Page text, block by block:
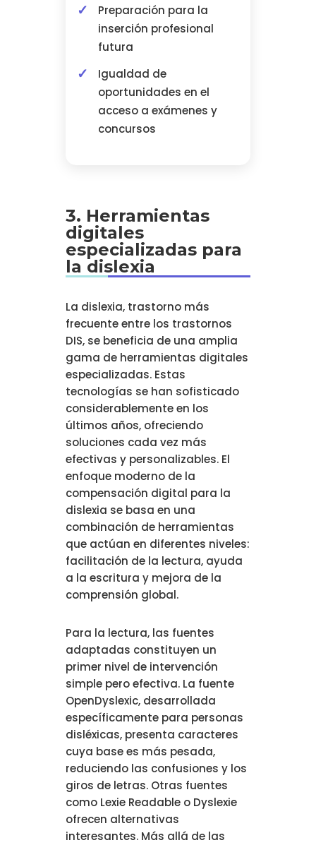
Preparación para la
inserción profesional
futura
Igualdad de
oportunidades en el
acceso a exámenes y
concursos
3. Herramientas
digitales
especializadas para
la dislexia
La dislexia, trastorno más
frecuente entre los trastornos
DIS, se beneficia de una amplia
gama de herramientas digitales
especializadas. Estas
tecnologías se han sofisticado
considerablemente en los
últimos años, ofreciendo
soluciones cada vez más
efectivas y personalizables. El
enfoque moderno de la
compensación digital para la
dislexia se basa en una
combinación de herramientas
que actúan en diferentes niveles:
facilitación de la lectura, ayuda
a la escritura y mejora de la
comprensión global.
Para la lectura, las fuentes
adaptadas constituyen un
primer nivel de intervención
simple pero efectiva. La fuente
OpenDyslexic, desarrollada
específicamente para personas
disléxicas, presenta caracteres
cuya base es más pesada,
reduciendo las confusiones y los
giros de letras. Otras fuentes
como Lexie Readable o Dyslexie
ofrecen alternativas
interesantes. Más allá de las